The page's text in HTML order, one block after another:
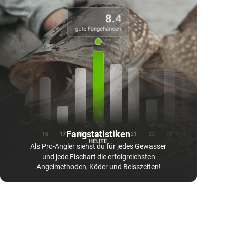
Fangstatistiken
Als Pro-Angler siehst du für jedes Gewässer
und jede Fischart die erfolgreichsten
Angelmethoden, Köder und Beisszeiten!